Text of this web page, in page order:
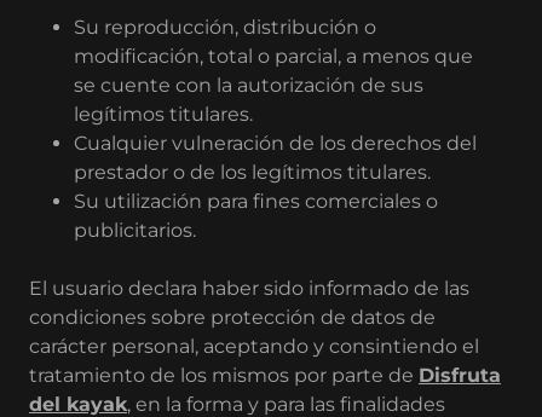
Su reproducción, distribución o
modificación, total o parcial, a menos que
se cuente con la autorización de sus
legítimos titulares.
Cualquier vulneración de los derechos del
prestador o de los legítimos titulares.
Su utilización para fines comerciales o
publicitarios.
El usuario declara haber sido informado de las
condiciones sobre protección de datos de
carácter personal, aceptando y consintiendo el
tratamiento de los mismos por parte de Disfruta
del kayak, en la forma y para las finalidades